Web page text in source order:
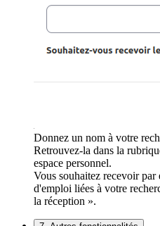
Donnez un nom à votre
Retrouvez-la dans la
espace personnel.
Vous souhaitez recevoir
d'emploi liées à votre
la réception ».